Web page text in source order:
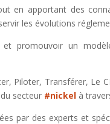
en apportant des
les évolutions
et promouvoir un
Piloter, Transférer, Le
du secteur #nickel à
par des experts et